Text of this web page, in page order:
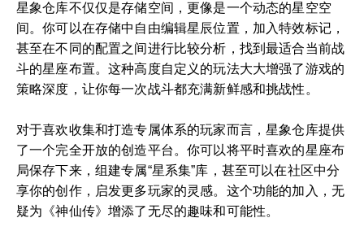
星象仓库不仅仅是存储空间，更像是一个动态的星空空
间。你可以在存储中自由编辑星辰位置，加入特效标记，
甚至在不同的配置之间进行比较分析，找到最适合当前战
斗的星座布置。这种高度自定义的玩法大大增强了游戏的
策略深度，让你每一次战斗都充满新鲜感和挑战性。
对于喜欢收集和打造专属体系的玩家而言，星象仓库提供
了一个完全开放的创造平台。你可以将平时喜欢的星座布
局保存下来，组建专属“星系集”库，甚至可以在社区中分
享你的创作，启发更多玩家的灵感。这个功能的加入，无
疑为《神仙传》增添了无尽的趣味和可能性。